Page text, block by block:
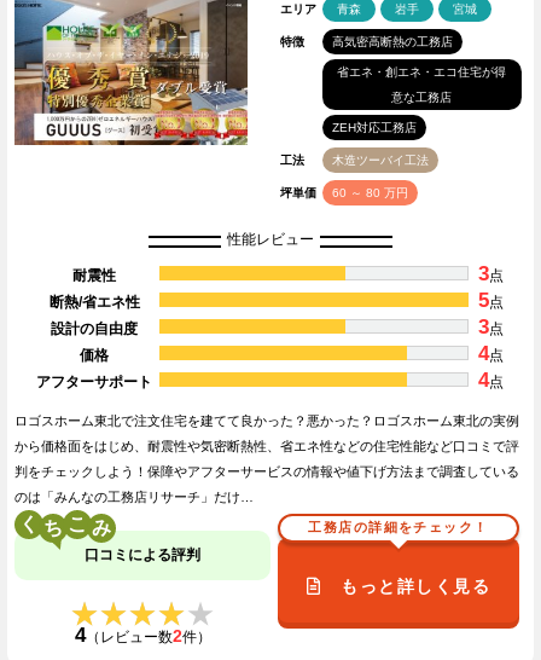
エリア 青森 岩手 宮城
特徴 高気密高断熱の工務店
省エネ・創エネ・エコ住宅が得
意な工務店
ZEH対応工務店
工法 木造ツーバイ工法
坪単価 60 ～ 80 万円
性能レビュー
耐震性 3点
断熱/省エネ性
5点
設計の自由度
3点
価格
4点
アフターサポート
4点
ロゴスホーム東北で注文住宅を建てて良かった？悪かった？ロゴスホーム東北の実例
から価格面をはじめ、耐震性や気密断熱性、省エネ性などの住宅性能など口コミで評
判をチェックしよう！保障やアフターサービスの情報や値下げ方法まで調査している
のは「みんなの工務店リサーチ」だけ…
く こ
口コミによる評判
★★★★★
★★★★★
4（レビュー数2件）
工務店の詳細をチェック！
もっと詳しく見る